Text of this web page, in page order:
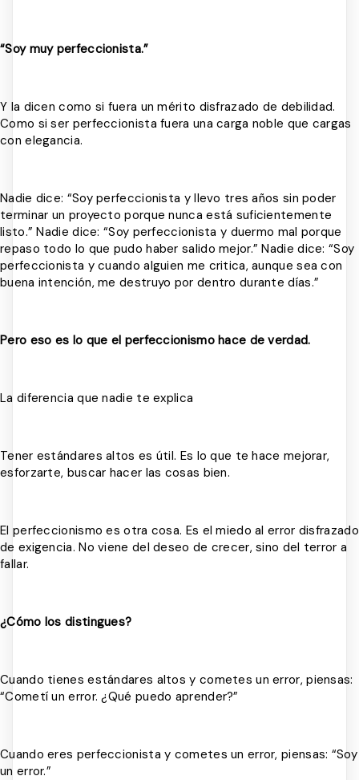
“Soy muy perfeccionista.”
Y la dicen como si fuera un mérito disfrazado de debilidad.
Como si ser perfeccionista fuera una carga noble que cargas
con elegancia.
Nadie dice: “Soy perfeccionista y llevo tres años sin poder
terminar un proyecto porque nunca está suficientemente
listo.” Nadie dice: “Soy perfeccionista y duermo mal porque
repaso todo lo que pudo haber salido mejor.” Nadie dice: “Soy
perfeccionista y cuando alguien me critica, aunque sea con
buena intención, me destruyo por dentro durante días.”
Pero eso es lo que el perfeccionismo hace de verdad.
La diferencia que nadie te explica
Tener estándares altos es útil. Es lo que te hace mejorar,
esforzarte, buscar hacer las cosas bien.
El perfeccionismo es otra cosa. Es el miedo al error disfrazado
de exigencia. No viene del deseo de crecer, sino del terror a
fallar.
¿Cómo los distingues?
Cuando tienes estándares altos y cometes un error, piensas:
“Cometí un error. ¿Qué puedo aprender?”
Cuando eres perfeccionista y cometes un error, piensas: “Soy
un error.”